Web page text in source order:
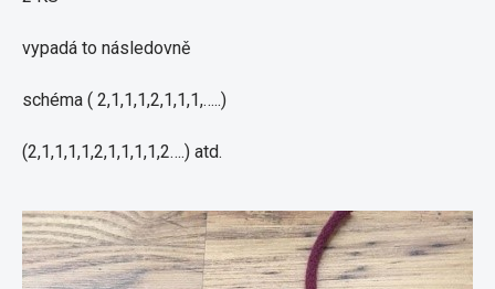
vypadá to následovně
schéma ( 2,1,1,1,2,1,1,1,…..)
(2,1,1,1,1,2,1,1,1,1,2….) atd.